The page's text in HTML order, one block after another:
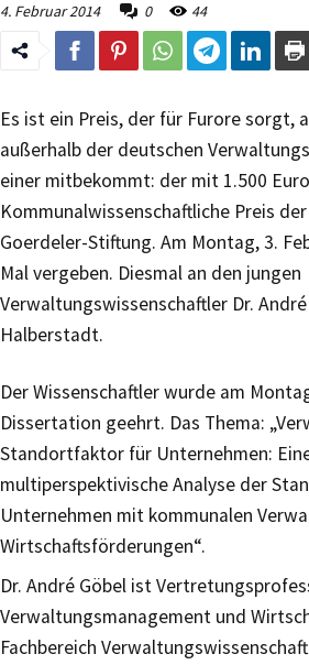
4. Februar 2014
0 44
Es ist ein Preis, der für Furore sorgt,
außerhalb der deutschen
einer mitbekommt: der mit 1.500
Kommunalwissenschaftliche Preis
Goerdeler-Stiftung. Am Montag, 3.
Mal vergeben. Diesmal an den jungen
Verwaltungswissenschaftler Dr.
Halberstadt.
Der Wissenschaftler wurde am
Dissertation geehrt. Das Thema:
Standortfaktor für Unternehmen:
multiperspektivische Analyse der
Unternehmen mit kommunalen
Wirtschaftsförderungen“.
Dr. André Göbel ist
Verwaltungsmanagement und
Fachbereich